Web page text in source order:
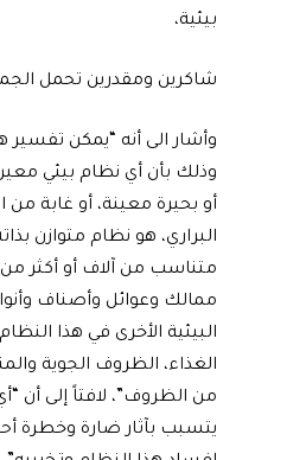
بيئية،
شاكرين ومقدرين تحمل
وأشار الى أنه “يمكن
وذلك بأن أي نظام بيئي معين
أو بحيرة معينة، أو غابة من
البراري، هو نظام متوازن
متناسب من آلاف أو أكثر من
ممالك وعوائل وأصناف
البيئية الأخرى في هذا
الغذاء، الظروف الجوية
من الظروف”، لافتاً إلى أن
يتسبب بآثار ضارة وخطرة